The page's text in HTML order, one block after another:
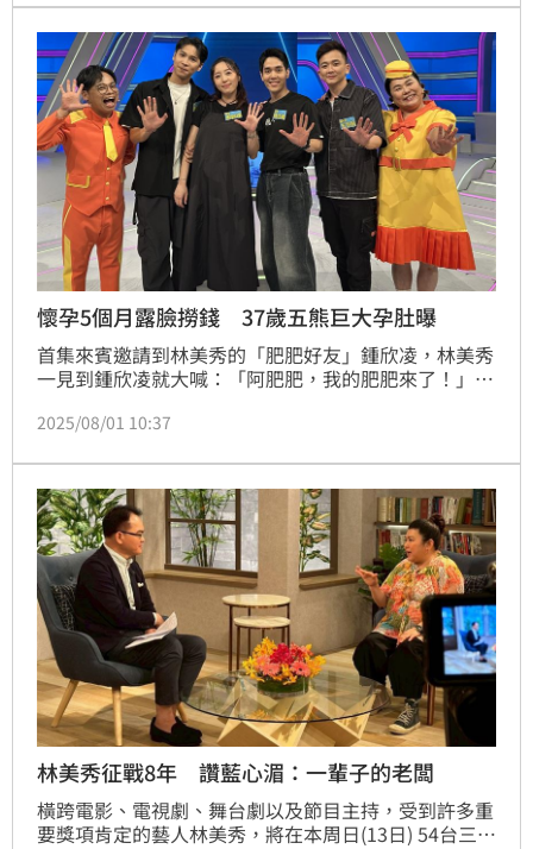
懷孕5個月露臉撈錢 37歲五熊巨大孕肚曝
首集來賓邀請到林美秀的「肥肥好友」鍾欣凌，林美秀
一見到鍾欣凌就大喊：「阿肥肥，我的肥肥來了！」兩
六禮拜》飾演巧遇初戀的小三，突破以往的角色，讓好
2025/08/01 10:37
林美秀征戰8年 讚藍心湄：一輩子的老闆
橫跨電影、電視劇、舞台劇以及節目主持，受到許多重
要獎項肯定的藝人林美秀，將在本周日(13日) 54台三立